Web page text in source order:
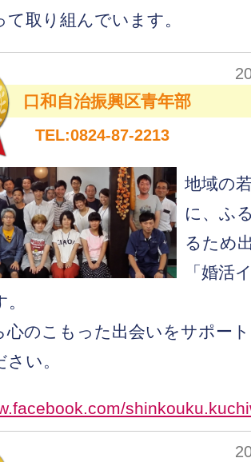
て取り組んでいます。
口和自治振興区青年部
TEL:0824-87-2213
地域の
に、ふ
るため
「婚活
心のこもった出会いをサポー
い。